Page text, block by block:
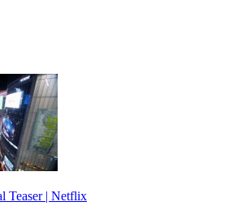
Teaser | Netflix